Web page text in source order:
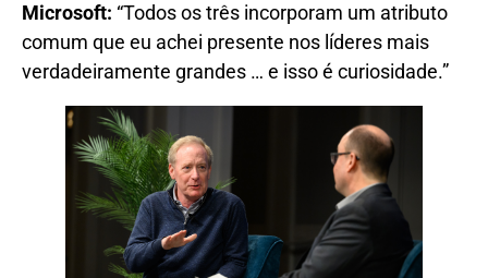
Microsoft: “Todos os três incorporam um atributo
comum que eu achei presente nos líderes mais
verdadeiramente grandes … e isso é curiosidade.”